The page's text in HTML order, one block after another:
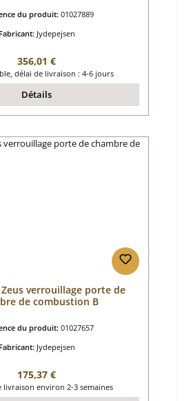
du produit: 01027889
Fabricant: Jydepejsen
Prix régulier :
356,01 €
délai de livraison : 4-6 jours
Détails
Zeus verrouillage porte de
de combustion B
du produit: 01027657
Fabricant: Jydepejsen
Prix régulier :
175,37 €
livraison environ 2-3 semaines